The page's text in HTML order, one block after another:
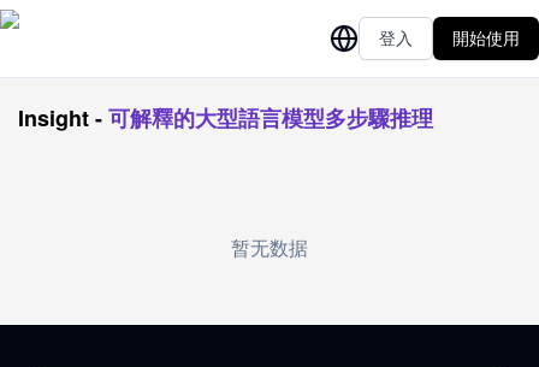
登入 開始使用
Insight-可解釋的大型語言模型多步驟推理
暂无数据